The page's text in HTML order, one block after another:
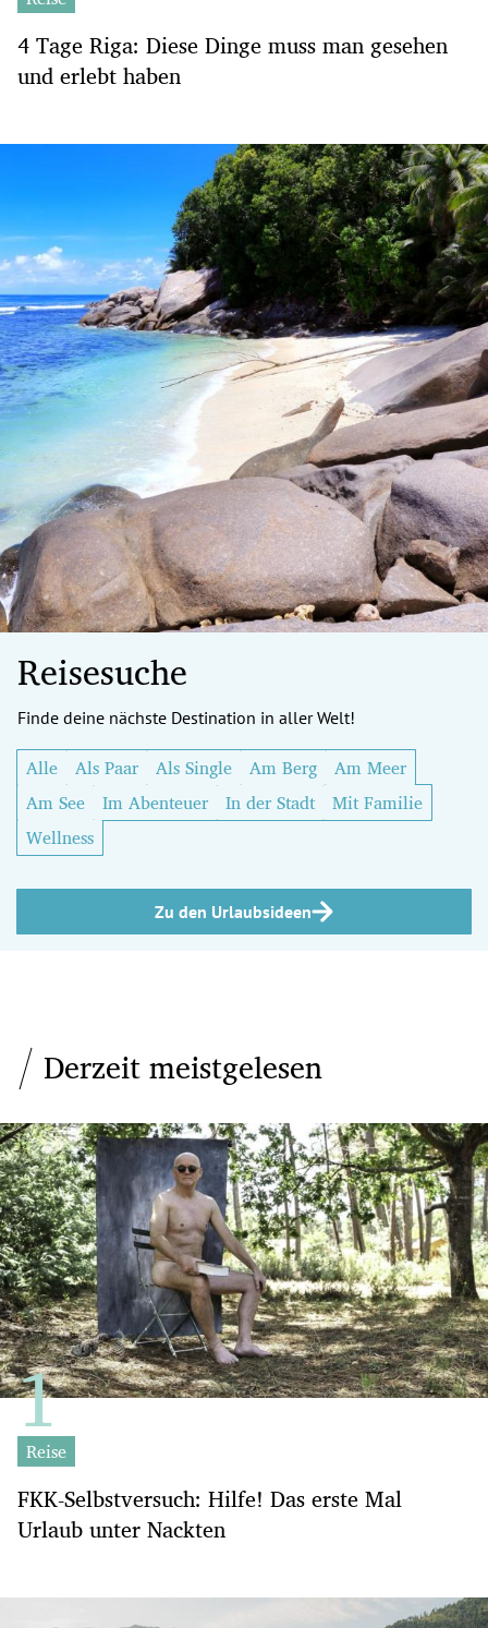
4 Tage Riga: Diese Dinge muss man gesehen
und erlebt haben
Reisesuche
Finde deine nächste Destination in aller Welt!
Alle Als Paar Als Single Am Berg
Am Meer
Am See
Im Abenteuer In der Stadt
Mit Familie
Wellness
Zu den Urlaubsideen
Derzeit meistgelesen
Reise
FKK-Selbstversuch: Hilfe! Das erste Mal
Urlaub unter Nackten